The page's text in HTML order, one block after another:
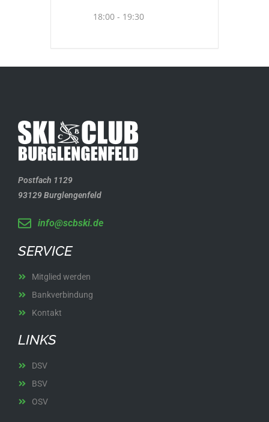
18:00 - 19:30
Postfach 1129
93129 Burglengenfeld
info@scbski.de
SERVICE
Mitglied werden
Bankverbindung
Kontakt
LINKS
DSV
BSV
OSV